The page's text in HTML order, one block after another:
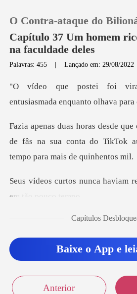
Loja
Histórico
Sair
O Contra-ataque do
Capítulo 37 Um homem
na faculdade deles
Palavras: 455 |Lançado em: 29/08/2022
entusiasmada
de fâs na sua conta do TikTok
haviam
quando Cor
Capítulos
Baixe o App e
Anterior